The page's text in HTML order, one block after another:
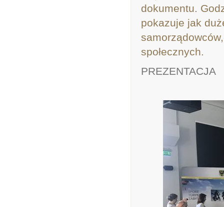
dokumentu.
pokazuje jak
społecznych.
PREZENTACJA